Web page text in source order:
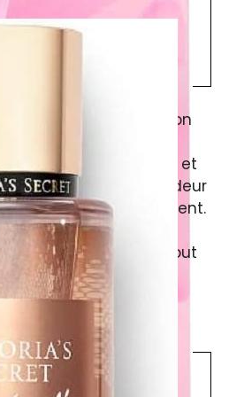
est l’incarnation
de la sensualité. Ses
pivoine et
fragrance une odeur
personne indifférent.
ou les occasions
est un véritable atout